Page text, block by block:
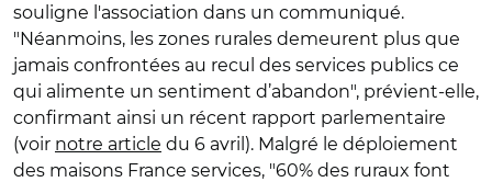
souligne l'association dans un communiqué.
"Néanmoins, les zones rurales demeurent plus que
jamais confrontées au recul des services publics ce
qui alimente un sentiment d’abandon", prévient-elle,
confirmant ainsi un récent rapport parlementaire
(voir notre article du 6 avril). Malgré le déploiement
des maisons France services, "60% des ruraux font